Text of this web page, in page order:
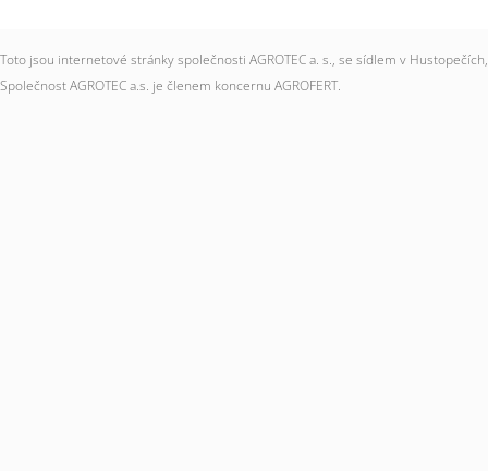
Toto jsou internetové stránky společnosti AGROTEC a. s., se sídlem v
Společnost AGROTEC a.s. je členem koncernu AGROFERT.